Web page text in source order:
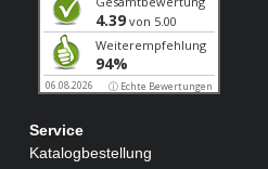
Service
Katalogbestellung